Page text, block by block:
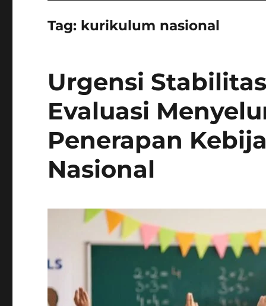
Tag: kurikulum nasional
Urgensi
Evaluasi
Penerapan
Nasional